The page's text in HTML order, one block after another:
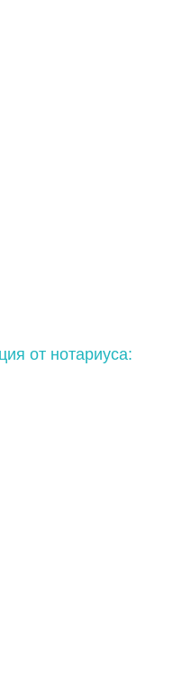
от нотариуса: